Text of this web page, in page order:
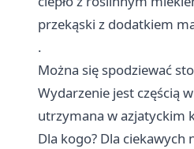
przekąski z dodatkiem
.
Można się spodziewać
Wydarzenie jest częścią
utrzymana w azjatyckim
Dla kogo? Dla